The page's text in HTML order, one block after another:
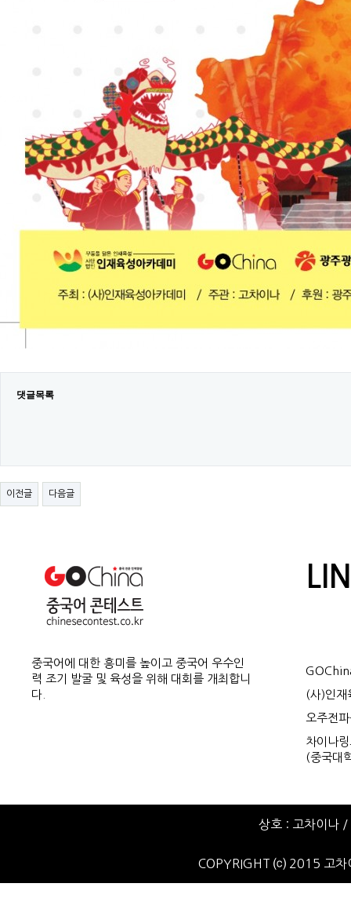
댓글목록
이전글 다음글
중국어에 대한 흥미를 높이고 중국어 우수인
력 조기 발굴 및 육성을 위해 대회를 개최합니
다.
(사)인재
오주전
차이나
(중국대
상호 : 고차이나
COPYRIGHT ⒞ 2015 고